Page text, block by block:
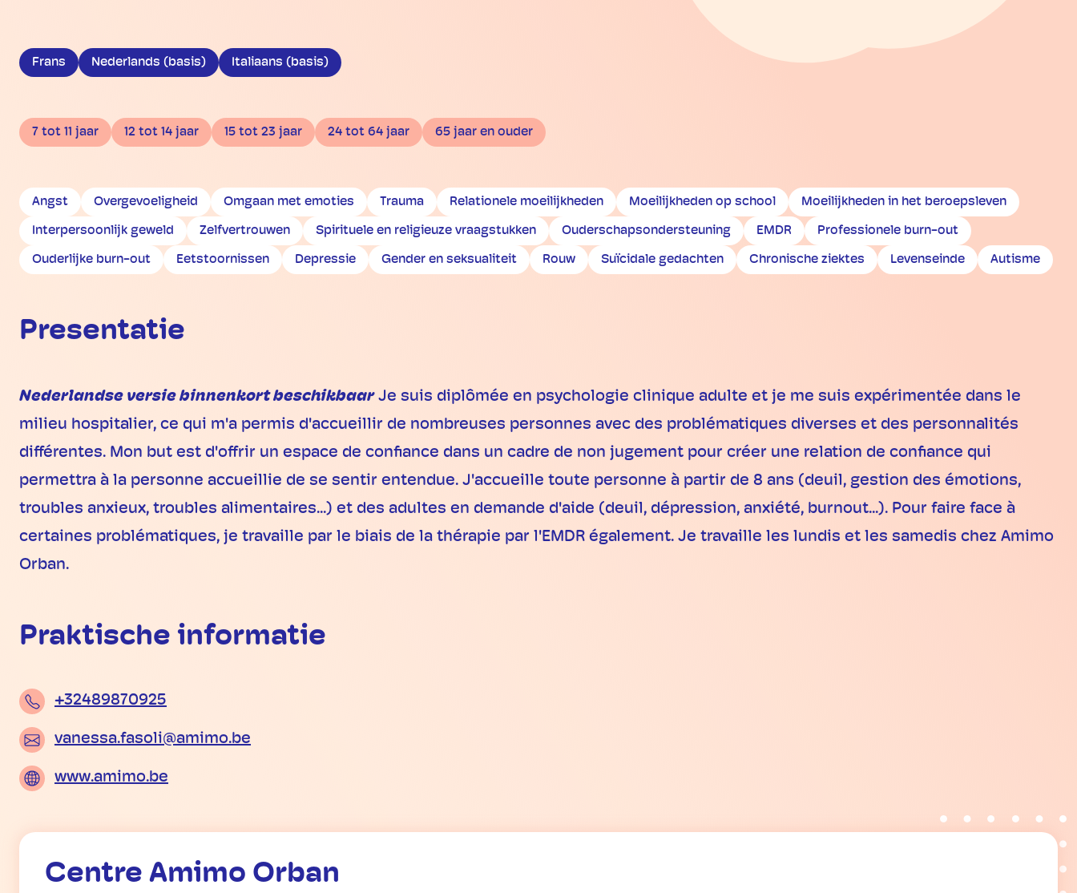
Frans Nederlands (basis) Italiaans (basis)
7 tot 11 jaar 12 tot 14 jaar 15 tot 23 jaar 24 tot 64 jaar 65 jaar en ouder
Angst Overgevoeligheid Omgaan met emoties Trauma Relationele moeilijkheden Moeilijkheden op school Moeilijkheden in het beroepsleven
Interpersoonlijk geweld Zelfvertrouwen Spirituele en religieuze vraagstukken Ouderschapsondersteuning EMDR Professionele burn-out
Ouderlijke burn-out Eetstoornissen Depressie Gender en seksualiteit Rouw Suïcidale gedachten Chronische ziektes Levenseinde Autisme
Presentatie
Nederlandse versie binnenkort beschikbaarJe suis diplômée en psychologie clinique adulte et je me suis expérimentée dans le
milieu hospitalier, ce qui m'a permis d'accueillir de nombreuses personnes avec des problématiques diverses et des personnalités
différentes. Mon but est d'offrir un espace de confiance dans un cadre de non jugement pour créer une relation de confiance qui
permettra à la personne accueillie de se sentir entendue. J'accueille toute personne à partir de 8 ans (deuil, gestion des émotions,
troubles anxieux, troubles alimentaires...) et des adultes en demande d'aide (deuil, dépression, anxiété, burnout...). Pour faire face à
certaines problématiques, je travaille par le biais de la thérapie par l'EMDR également. Je travaille les lundis et les samedis chez Amimo
Orban.
Praktische informatie
+32489870925
vanessa.fasoli@amimo.be
www.amimo.be
Centre Amimo Orban